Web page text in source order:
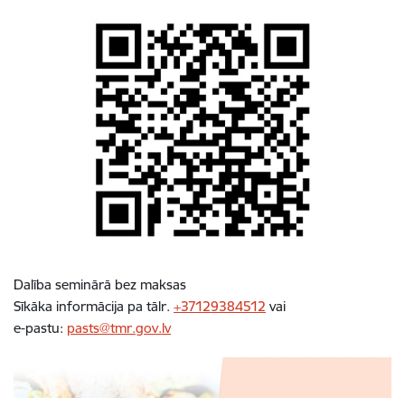
Dalība seminārā bez maksas
Sīkāka informācija pa tālr. +37129384512 vai
e-pastu: pasts@tmr.gov.lv